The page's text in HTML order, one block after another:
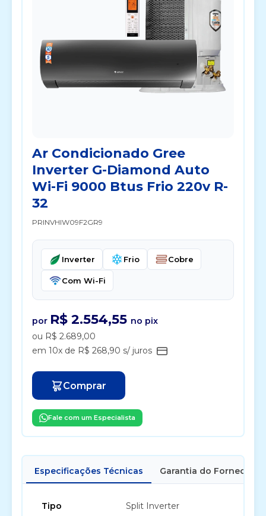
Ar Condicionado Gree
Inverter G-Diamond Auto
Wi-Fi 9000 Btus Frio 220v R-
32
PRINVHIW09F2GR9
Inverter Frio Cobre
Com Wi-Fi
por R$ 2.554,55 no pix
ou R$ 2.689,00
em 10x de R$ 268,90 s/ juros
Comprar
Fale com um Especialista
Especificações Técnicas Garantia do Fornecedor
Tipo Split Inverter